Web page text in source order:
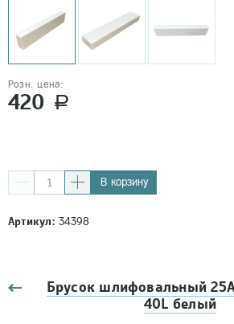
Розн. цена:
420 a
В корзину
Артикул:34398
Брусок шлифовальный
40L белый